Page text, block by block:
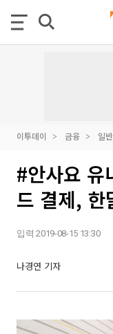
이투데이 금융 일반
#안사요
드 결제, 한
입력 2019-08-15 13:30
나경연 기자